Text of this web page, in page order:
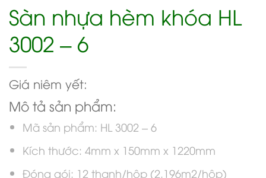
Sàn nhựa hèm khóa HL
3002 – 6
Giá niêm yết:
Mô tả sản phẩm:
Mã sản phẩm: HL 3002 – 6
Kích thước: 4mm x 150mm x 1220mm
Đóng gói: 12 thanh/hộp (2.196m2/hộp)